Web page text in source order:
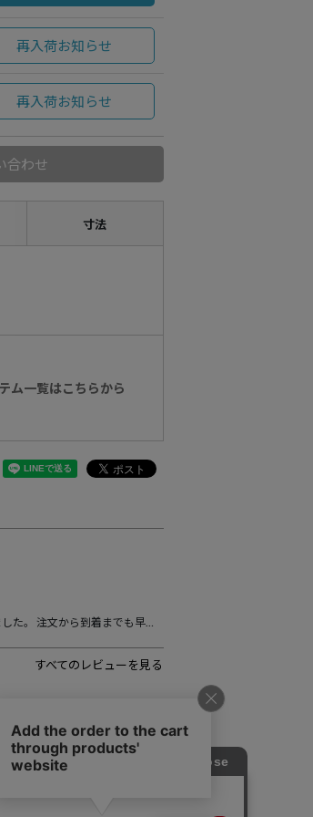
再入荷お知らせ
再入荷お知らせ
合わせ
寸法
ム一覧はこちらから
デザイン性もよく、柔らかいデニムで気に入りました。 注文から到着までも早かったのもありがたかったです。 また利用させていただきます。
すべてのレビューを見る